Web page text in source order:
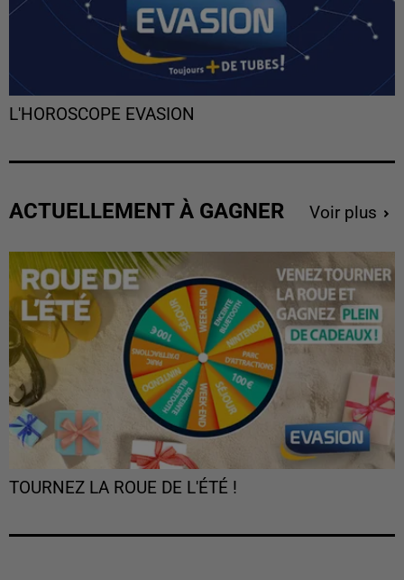
L'HOROSCOPE EVASION
ACTUELLEMENT À GAGNER Voir plus
TOURNEZ LA ROUE DE L'ÉTÉ !